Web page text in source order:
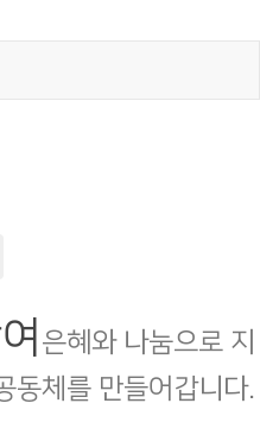
은혜와 나눔으로 지
동체를 만들어갑니다.